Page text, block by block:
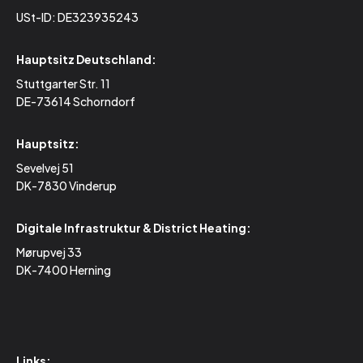
USt-ID: DE323935243
Hauptsitz Deutschland:
Stuttgarter Str. 11
DE-73614 Schorndorf
Hauptsitz:
Sevelvej 51
DK-7830 Vinderup
Digitale Infrastruktur & District Heating:
Mørupvej 33
DK-7400 Herning